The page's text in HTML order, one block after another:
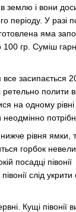
в землю і вони
періоду. У разі
​​яма
гр. Суміш
засипається
ретельно
на одному рівні
рівня
горбок
посадці
слід
Кущі